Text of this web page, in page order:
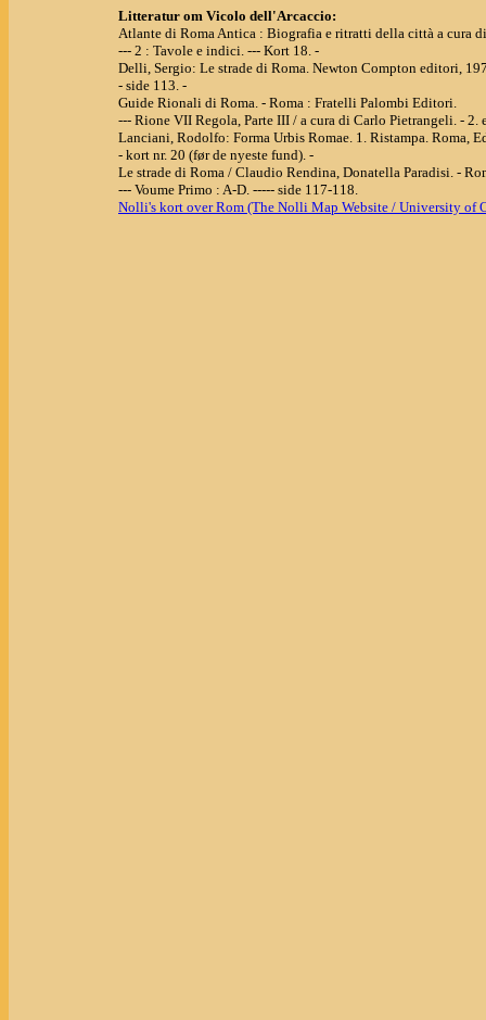
Litteratur om Vicolo dell'Arcaccio:
Atlante di Roma Antica : Biografia e ritratti della città a cura
--- 2 : Tavole e indici. --- Kort 18. -
Delli, Sergio: Le strade di Roma. Newton Compton editori,
- side 113. -
Guide Rionali di Roma. - Roma : Fratelli Palombi Editori.
--- Rione VII Regola, Parte III / a cura di Carlo Pietrangeli. - 2.
Lanciani, Rodolfo: Forma Urbis Romae. 1. Ristampa. Roma,
- kort nr. 20 (før de nyeste fund). -
Le strade di Roma / Claudio Rendina, Donatella Paradisi. -
--- Voume Primo : A-D. ----- side 117-118.
Nolli's kort over Rom (The Nolli Map Website / University of